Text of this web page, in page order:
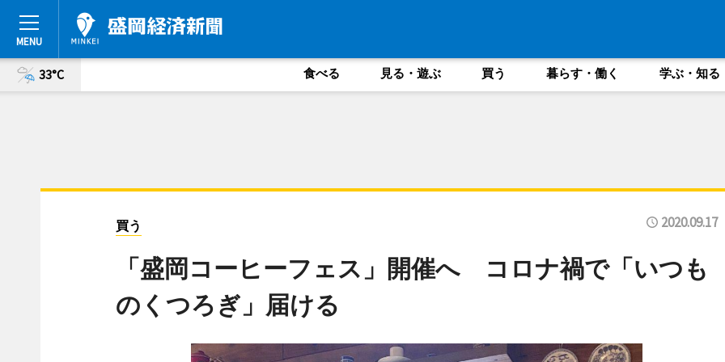
33°C 食べる 見る・遊ぶ 買う 暮らす・働く 学ぶ・知る
買う 2020.09.17
「盛岡コーヒーフェス」開催へ コロナ禍で「いつも
のくつろぎ」届ける